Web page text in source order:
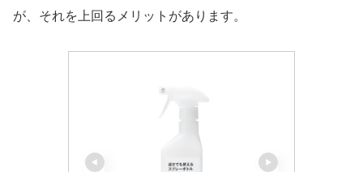
が、それを上回るメリットがあります。